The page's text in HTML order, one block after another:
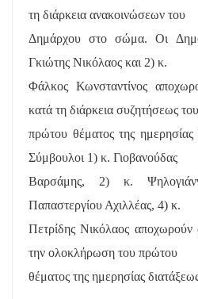
τη διάρκεια ανακοινώσεων του
Δημάρχου στο σώμα. Οι
Γκιώτης Νικόλαος και 2) κ.
Φάλκος Κωνσταντίνος
κατά τη διάρκεια συζητήσεως του
πρώτου θέματος της ημερησίας
Σύμβουλοι 1) κ. Γιοβανούδας
Βαρσάμης, 2) κ.
Παπαστεργίου Αχιλλέας, 4) κ.
Πετρίδης Νικόλαος
την ολοκλήρωση του πρώτου
θέματος της ημερησίας